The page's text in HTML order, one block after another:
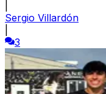
Sergio Villardón
3